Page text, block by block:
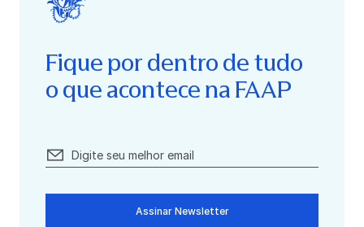
Fique por dentro de tudo
o que acontece na FAAP
Assinar Newsletter